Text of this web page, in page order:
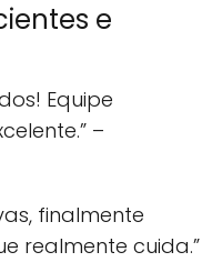
e
Equipe
–
finalmente
realmente cuida.”